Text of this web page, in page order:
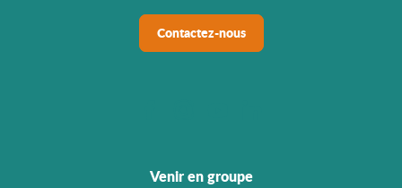
Contactez-nous
Venir en groupe